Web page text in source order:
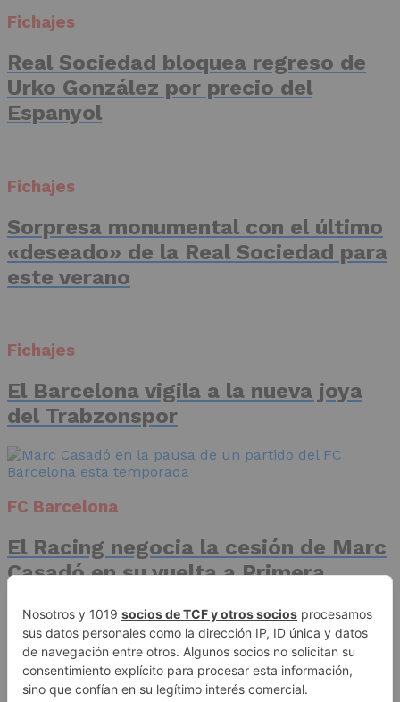
Fichajes
Real Sociedad bloquea regreso de
Urko González por precio del
Espanyol
Fichajes
Sorpresa monumental con el último
«deseado» de la Real Sociedad para
este verano
Fichajes
El Barcelona vigila a la nueva joya
del Trabzonspor
FC Barcelona
El Racing negocia la cesión de Marc
Casadó en su vuelta a Primera
Advertisement
Publicidad
Aviso legal